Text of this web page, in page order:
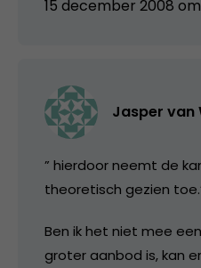
15 december 2008 om
Jasper van
” hierdoor neemt de
theoretisch gezien
Ben ik het niet mee
groter aanbod is, kan